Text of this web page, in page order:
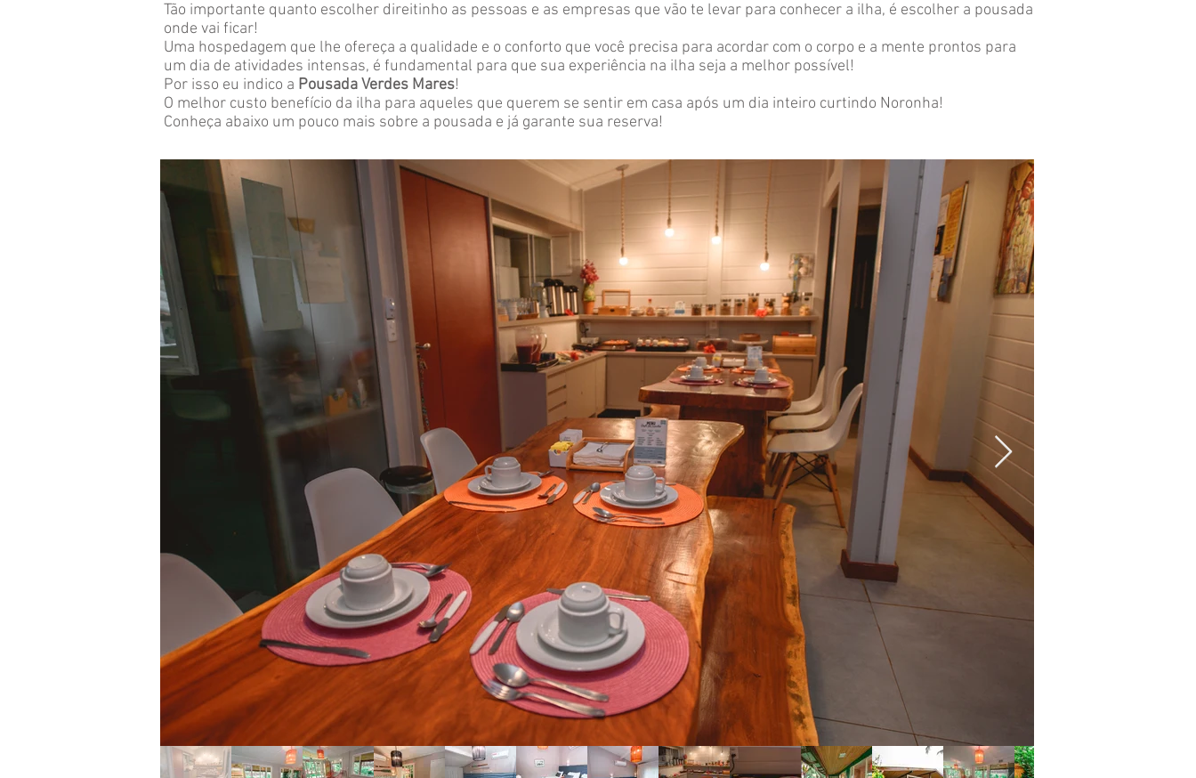
Tão importante quanto escolher direitinho as pessoas e as empresas que vão te levar para conhecer a ilha, é escolher a pousada
onde vai ficar!
Uma hospedagem que lhe ofereça a qualidade e o conforto que você precisa para acordar com o corpo e a mente prontos para
um dia de atividades intensas, é fundamental para que sua experiência na ilha seja a melhor possível!
Por isso eu indico a Pousada Verdes Mares!
O melhor custo benefício da ilha para aqueles que querem se sentir em casa após um dia inteiro curtindo Noronha!
Conheça abaixo um pouco mais sobre a pousada e já garante sua reserva!